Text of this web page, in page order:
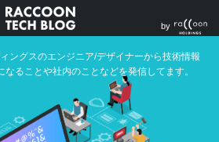
ングスのエンジニア/デザイナーから技術情報
ることや社内のことなどを発信してます。
by